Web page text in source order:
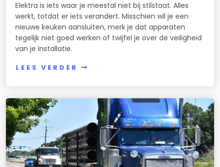
Elektra is iets waar je meestal niet bij stilstaat. Alles
werkt, totdat er iets verandert. Misschien wil je een
nieuwe keuken aansluiten, merk je dat apparaten
tegelijk niet goed werken of twijfel je over de veiligheid
van je installatie.
LEES VERDER